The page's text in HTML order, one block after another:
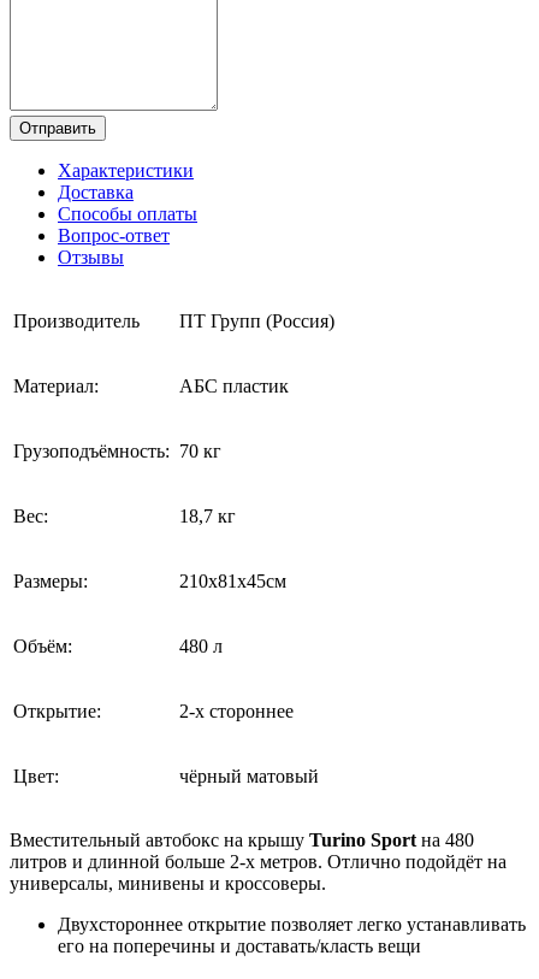
Отправить
Характеристики
Доставка
Способы оплаты
Вопрос-ответ
Отзывы
Производитель ПТ Групп (Россия)
Материал: АБС пластик
Грузоподъёмность: 70 кг
Вес: 18,7 кг
Размеры: 210х81х45см
Объём: 480 л
Открытие: 2-х стороннее
Цвет: чёрный матовый
Вместительный автобокс на крышу Turino Sport на 480
литров и длинной больше 2-х метров. Отлично подойдёт на
универсалы, минивены и кроссоверы.
Двухстороннее открытие позволяет легко устанавливать
его на поперечины и доставать/класть вещи